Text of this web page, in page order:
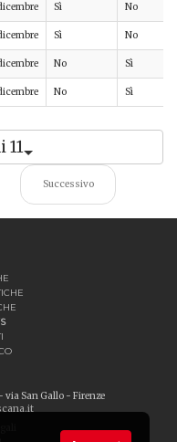
Sì No
Sì No
No Sì
No Sì
11
Successivo
via San Gallo - Firenze